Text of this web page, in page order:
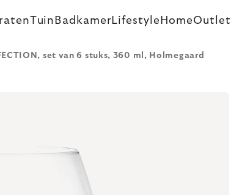
Tuin BadkamerLifestyle HomeOutlet
set van 6 stuks, 360 ml, Holmegaard